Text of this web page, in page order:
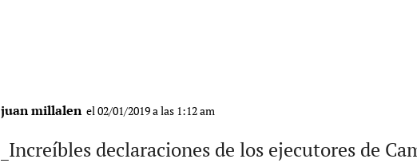
juan millalen el 02/01/2019 a las 1:12 am
_Increíbles declaraciones de los ejecutores de